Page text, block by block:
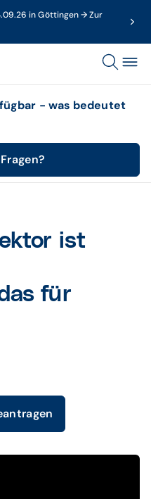
in Göttingen → Zur
- was bedeutet
ist
für